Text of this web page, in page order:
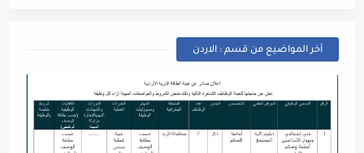
أخر المواضيع من قسم : الاردن